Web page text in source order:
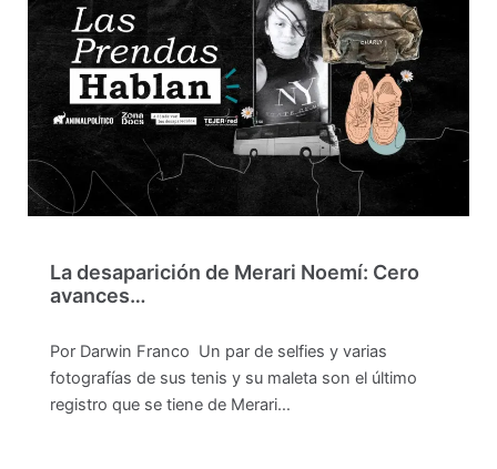
La desaparición de Merari Noemí: Cero
avances…
Por Darwin Franco Un par de selfies y varias
fotografías de sus tenis y su maleta son el último
registro que se tiene de Merari…